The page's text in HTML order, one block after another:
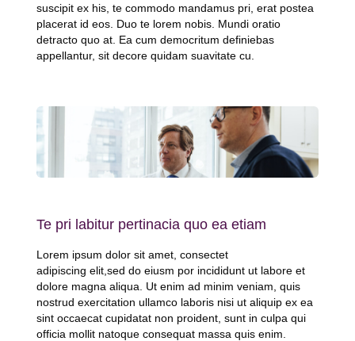
suscipit ex his, te commodo mandamus pri, erat postea
placerat id eos. Duo te lorem nobis. Mundi oratio
detracto quo at. Ea cum democritum definiebas
appellantur, sit decore quidam suavitate cu.
Te pri labitur pertinacia quo ea etiam
Lorem ipsum dolor sit amet, consectet
adipiscing elit,sed do eiusm por incididunt ut labore et
dolore magna aliqua. Ut enim ad minim veniam, quis
nostrud exercitation ullamco laboris nisi ut aliquip ex ea
sint occaecat cupidatat non proident, sunt in culpa qui
officia mollit natoque consequat massa quis enim.